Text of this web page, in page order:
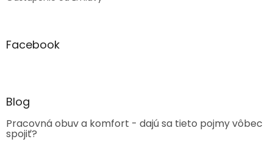
Facebook
Blog
Pracovná obuv a komfort - dajú sa tieto pojmy vôbec
spojiť?